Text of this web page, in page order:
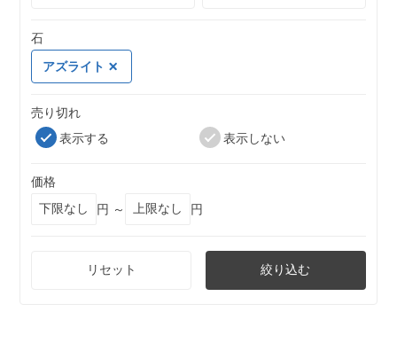
石
アズライト
売り切れ
表示する
表示しない
価格
円 ～
円
リセット 絞り込む